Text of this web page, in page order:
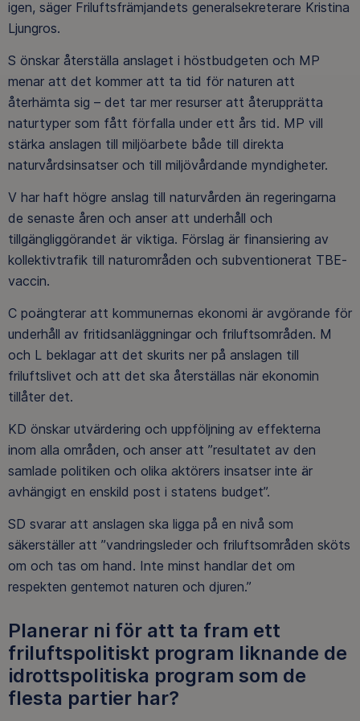
igen, säger Friluftsfrämjandets generalsekreterare Kristina
Ljungros.
S önskar återställa anslaget i höstbudgeten och MP
menar att det kommer att ta tid för naturen att
återhämta sig – det tar mer resurser att återupprätta
naturtyper som fått förfalla under ett års tid. MP vill
stärka anslagen till miljöarbete både till direkta
naturvårdsinsatser och till miljövårdande myndigheter.
V har haft högre anslag till naturvården än regeringarna
de senaste åren och anser att underhåll och
tillgängliggörandet är viktiga. Förslag är finansiering av
kollektivtrafik till naturområden och subventionerat TBE-
vaccin.
C poängterar att kommunernas ekonomi är avgörande för
underhåll av fritidsanläggningar och friluftsområden. M
och L beklagar att det skurits ner på anslagen till
friluftslivet och att det ska återställas när ekonomin
tillåter det.
KD önskar utvärdering och uppföljning av effekterna
inom alla områden, och anser att ”resultatet av den
samlade politiken och olika aktörers insatser inte är
avhängigt en enskild post i statens budget”.
SD svarar att anslagen ska ligga på en nivå som
säkerställer att ”vandringsleder och friluftsområden sköts
om och tas om hand. Inte minst handlar det om
respekten gentemot naturen och djuren.”
Planerar ni för att ta fram ett
friluftspolitiskt program liknande de
idrottspolitiska program som de
flesta partier har?